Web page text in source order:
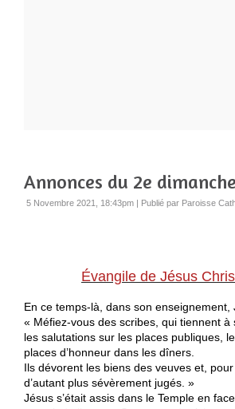
Annonces du 2e
5 Novembre 2021, 18:43pm | Publié par Paroisse
Évangile de Jésus
En ce temps-là, dans son enseignement,
« Méfiez-vous des scribes, qui tiennent
les salutations sur les places publiques,
places d’honneur dans les dîners.
Ils dévorent les biens des veuves et,
d’autant plus sévèrement jugés. »
Jésus s’était assis dans le Temple en